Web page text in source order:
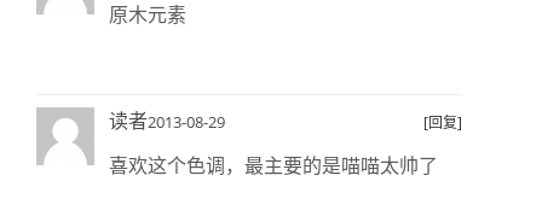
原木元素
读者2013-08-29 [回复]
喜欢这个色调，最主要的是喵喵太帅了